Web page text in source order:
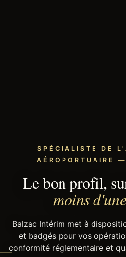
SPÉCIALISTE DE
AÉROPORTUAIRE
Le bon profil,
moins
Balzac Intérim met à
et badgés pour vos
conformité réglementaire et